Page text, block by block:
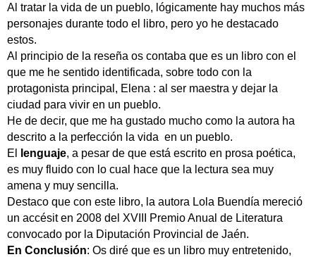
Al tratar la vida de un pueblo, lógicamente hay muchos más
personajes durante todo el libro, pero yo he destacado
estos.
Al principio de la reseña os contaba que es un libro con el
que me he sentido identificada, sobre todo con la
protagonista principal, Elena : al ser maestra y dejar la
ciudad para vivir en un pueblo.
He de decir, que me ha gustado mucho como la autora ha
descrito a la perfección la vida en un pueblo.
El
lenguaje, a pesar de que está escrito en prosa poética,
es muy fluido con lo cual hace que la lectura sea muy
amena y muy sencilla.
Destaco que con este libro, la autora Lola Buendía mereció
un accésit en 2008 del XVIII Premio Anual de Literatura
convocado por la Diputación Provincial de Jaén.
En Conclusión: Os diré que es un libro muy entretenido,